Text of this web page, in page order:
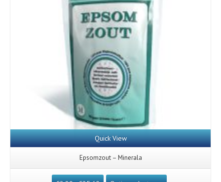
Quick View
Epsomzout – Minerala